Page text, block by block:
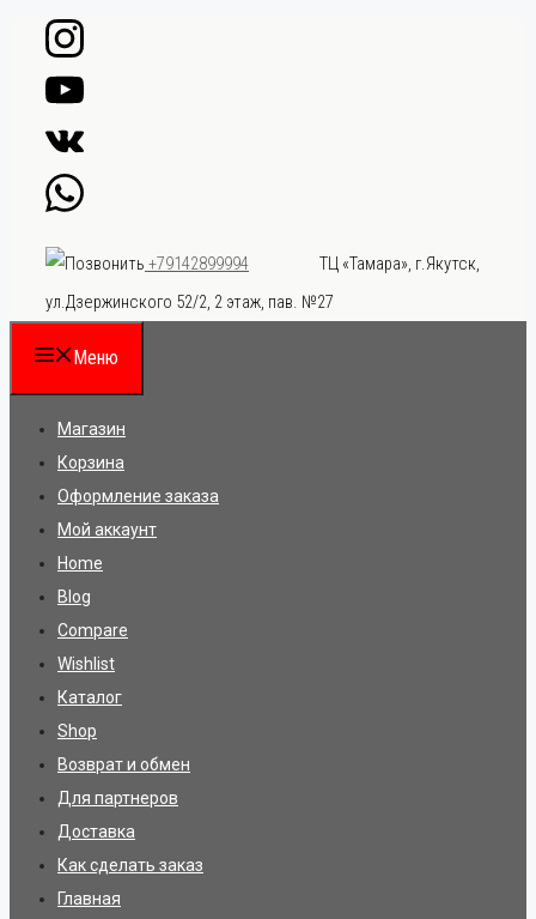
Перейти
содержимому
+79142899994
ТЦ «Тамара», г.Якутск,
ул.Дзержинского 52/2, 2 этаж, пав. №27
Меню
Магазин
Корзина
Оформление заказа
Мой аккаунт
Home
Blog
Compare
Wishlist
Каталог
Shop
Возврат и обмен
Для партнеров
Доставка
Как сделать заказ
Главная